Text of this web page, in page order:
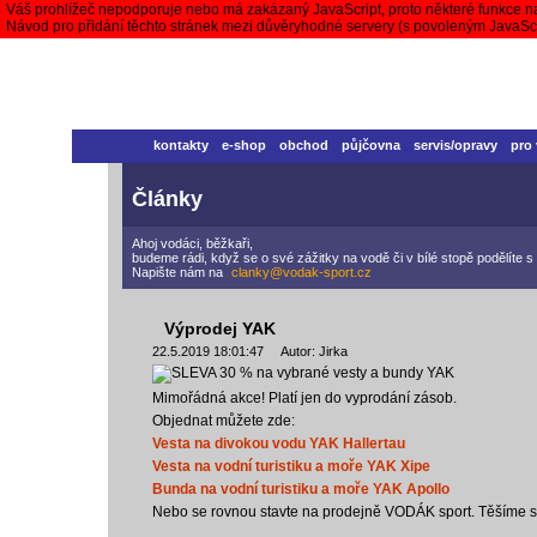
Váš prohlížeč nepodporuje nebo má zakázaný JavaScript, proto některé funkce
Návod pro přidání těchto stránek mezi důvěryhodné servery (s povoleným
kontakty e-shop obchod půjčovna servis/opravy pro
Články
Ahoj vodáci, běžkaři,
budeme rádi, když se o své zážitky na vodě či v bílé stopě podělíte
Napište nám na clanky@vodak-sport.cz
Výprodej YAK
22.5.2019 18:01:47 Autor: Jirka
Mimořádná akce! Platí jen do vyprodání zásob.
Objednat můžete zde:
Vesta na divokou vodu YAK Hallertau
Vesta na vodní turistiku a moře YAK Xipe
Bunda na vodní turistiku a moře YAK Apollo
Nebo se rovnou stavte na prodejně VODÁK sport. Těšíme